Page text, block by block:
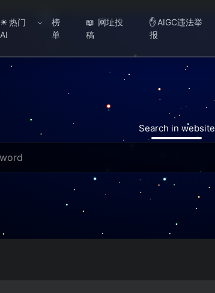
☀ 热门
AI
榜
单
📖 网址投
稿
✋ AIGC违法举
报
Search in website